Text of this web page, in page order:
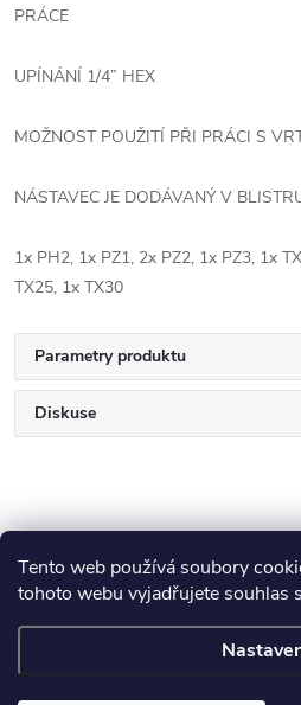
Tento web používá soubory
tohoto webu vyjadřujete souhlas
PRÁCE
UPÍNÁNÍ 1/4” HEX
MOŽNOST POUŽITÍ PŘI PRÁCI S
NÁSTAVEC JE DODÁVANÝ V
1x PH2, 1x PZ1, 2x PZ2, 1x PZ3, 1x
TX25, 1x TX30
Parametry produktu
Diskuse
Z
á